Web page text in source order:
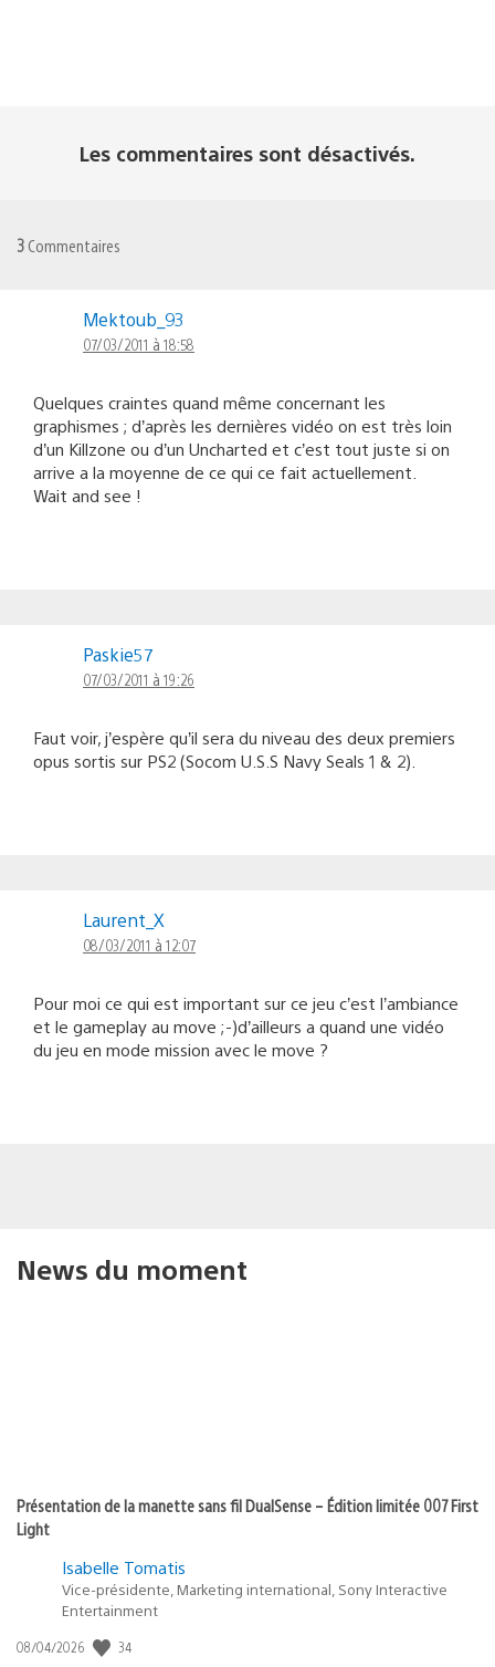
Les commentaires sont désactivés.
3 Commentaires
Mektoub_93
07/03/2011 à 18:58
Quelques craintes quand même concernant les
graphismes ; d’après les dernières vidéo on est très loin
d’un Killzone ou d’un Uncharted et c’est tout juste si on
arrive a la moyenne de ce qui ce fait actuellement.
Wait and see !
Paskie57
07/03/2011 à 19:26
opus sortis sur PS2 (Socom U.S.S Navy Seals 1 & 2).
08/03/2011 à 12:07
et le gameplay au move ;-)d’ailleurs a quand une vidéo
du jeu en mode mission avec le move ?
News du moment
Light
Vice-présidente, Marketing international, Sony Interactive
Entertainment
de